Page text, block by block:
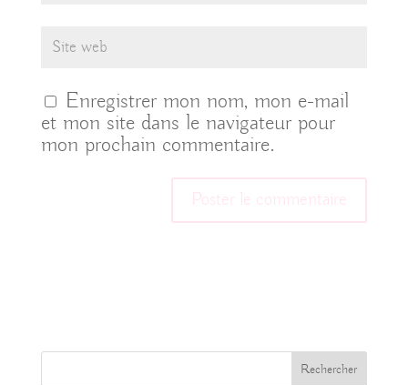
Enregistrer mon nom, mon e-mail
et mon site dans le navigateur pour
mon prochain commentaire.
Rechercher